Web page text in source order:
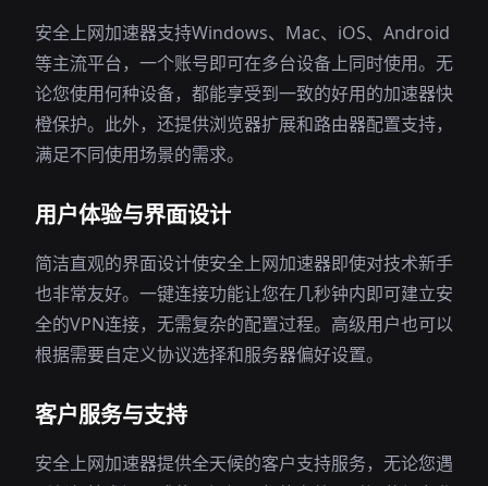
安全上网加速器支持Windows、Mac、iOS、Android
等主流平台，一个账号即可在多台设备上同时使用。无
论您使用何种设备，都能享受到一致的好用的加速器快
橙保护。此外，还提供浏览器扩展和路由器配置支持，
满足不同使用场景的需求。
用户体验与界面设计
简洁直观的界面设计使安全上网加速器即使对技术新手
也非常友好。一键连接功能让您在几秒钟内即可建立安
全的VPN连接，无需复杂的配置过程。高级用户也可以
根据需要自定义协议选择和服务器偏好设置。
客户服务与支持
安全上网加速器提供全天候的客户支持服务，无论您遇